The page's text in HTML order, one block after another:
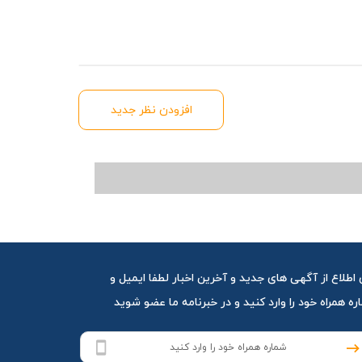
افزودن نظر جدید
اطلاع از آگهی های جدید و آخرین اخبار لطفا ایمیل و
همراه خود را وارد کنید و در خبرنامه ما عضو شوید